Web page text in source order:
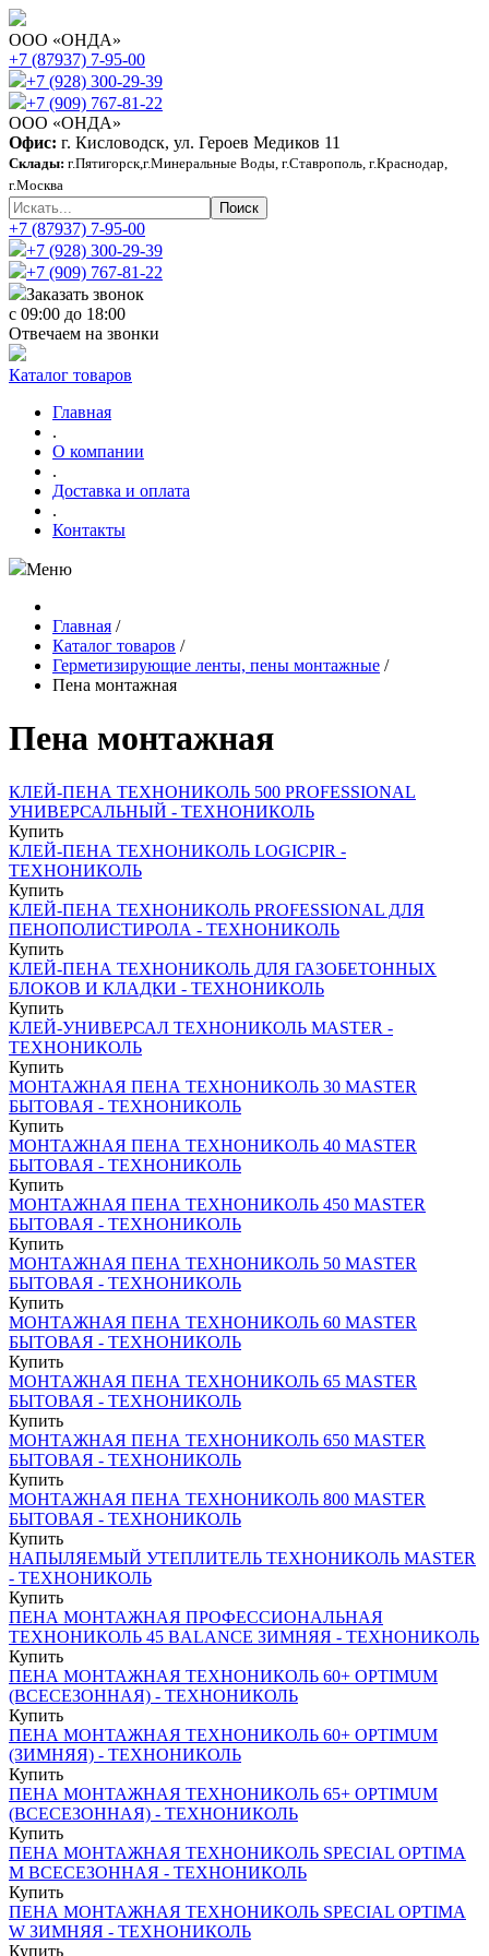
ООО «ОНДА»
+7 (87937) 7-95-00
+7 (928) 300-29-39
+7 (909) 767-81-22
ООО «ОНДА»
Офис: г. Кисловодск, ул. Героев Медиков 11
Склады: г.Пятигорск,г.Минеральные Воды, г.Ставрополь, г.Краснодар,
г.Москва
+7 (87937) 7-95-00
+7 (928) 300-29-39
+7 (909) 767-81-22
Заказать звонок
с 09:00 до 18:00
Отвечаем на звонки
Каталог товаров
Главная
.
О компании
.
Доставка и оплата
.
Контакты
Меню
Главная /
Каталог товаров /
Герметизирующие ленты, пены монтажные /
Пена монтажная
Пена монтажная
КЛЕЙ-ПЕНА ТЕХНОНИКОЛЬ 500 PROFESSIONAL
УНИВЕРСАЛЬНЫЙ - ТЕХНОНИКОЛЬ
Купить
КЛЕЙ-ПЕНА ТЕХНОНИКОЛЬ LOGICPIR -
ТЕХНОНИКОЛЬ
Купить
КЛЕЙ-ПЕНА ТЕХНОНИКОЛЬ PROFESSIONAL ДЛЯ
ПЕНОПОЛИСТИРОЛА - ТЕХНОНИКОЛЬ
Купить
КЛЕЙ-ПЕНА ТЕХНОНИКОЛЬ ДЛЯ ГАЗОБЕТОННЫХ
БЛОКОВ И КЛАДКИ - ТЕХНОНИКОЛЬ
Купить
КЛЕЙ-УНИВЕРСАЛ ТЕХНОНИКОЛЬ MASTER -
ТЕХНОНИКОЛЬ
Купить
МОНТАЖНАЯ ПЕНА ТЕХНОНИКОЛЬ 30 MASTER
БЫТОВАЯ - ТЕХНОНИКОЛЬ
Купить
МОНТАЖНАЯ ПЕНА ТЕХНОНИКОЛЬ 40 MASTER
БЫТОВАЯ - ТЕХНОНИКОЛЬ
Купить
МОНТАЖНАЯ ПЕНА ТЕХНОНИКОЛЬ 450 MASTER
БЫТОВАЯ - ТЕХНОНИКОЛЬ
Купить
МОНТАЖНАЯ ПЕНА ТЕХНОНИКОЛЬ 50 MASTER
БЫТОВАЯ - ТЕХНОНИКОЛЬ
Купить
МОНТАЖНАЯ ПЕНА ТЕХНОНИКОЛЬ 60 MASTER
БЫТОВАЯ - ТЕХНОНИКОЛЬ
Купить
МОНТАЖНАЯ ПЕНА ТЕХНОНИКОЛЬ 65 MASTER
БЫТОВАЯ - ТЕХНОНИКОЛЬ
Купить
МОНТАЖНАЯ ПЕНА ТЕХНОНИКОЛЬ 650 MASTER
БЫТОВАЯ - ТЕХНОНИКОЛЬ
Купить
МОНТАЖНАЯ ПЕНА ТЕХНОНИКОЛЬ 800 MASTER
БЫТОВАЯ - ТЕХНОНИКОЛЬ
Купить
НАПЫЛЯЕМЫЙ УТЕПЛИТЕЛЬ ТЕХНОНИКОЛЬ MASTER
- ТЕХНОНИКОЛЬ
Купить
ПЕНА МОНТАЖНАЯ ПРОФЕССИОНАЛЬНАЯ
ТЕХНОНИКОЛЬ 45 BALANCE ЗИМНЯЯ - ТЕХНОНИКОЛЬ
Купить
ПЕНА МОНТАЖНАЯ ТЕХНОНИКОЛЬ 60+ OPTIMUM
(ВСЕСЕЗОННАЯ) - ТЕХНОНИКОЛЬ
Купить
ПЕНА МОНТАЖНАЯ ТЕХНОНИКОЛЬ 60+ OPTIMUM
(ЗИМНЯЯ) - ТЕХНОНИКОЛЬ
Купить
ПЕНА МОНТАЖНАЯ ТЕХНОНИКОЛЬ 65+ OPTIMUM
(ВСЕСЕЗОННАЯ) - ТЕХНОНИКОЛЬ
Купить
ПЕНА МОНТАЖНАЯ ТЕХНОНИКОЛЬ SPECIAL OPTIMA
M ВСЕСЕЗОННАЯ - ТЕХНОНИКОЛЬ
Купить
ПЕНА МОНТАЖНАЯ ТЕХНОНИКОЛЬ SPECIAL OPTIMA
W ЗИМНЯЯ - ТЕХНОНИКОЛЬ
Купить